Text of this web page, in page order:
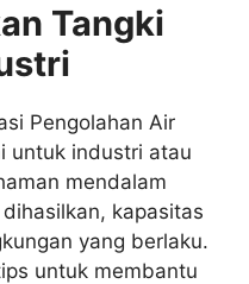
Tangki
Pengolahan Air
untuk industri atau
mendalam
kapasitas
yang berlaku.
untuk membantu